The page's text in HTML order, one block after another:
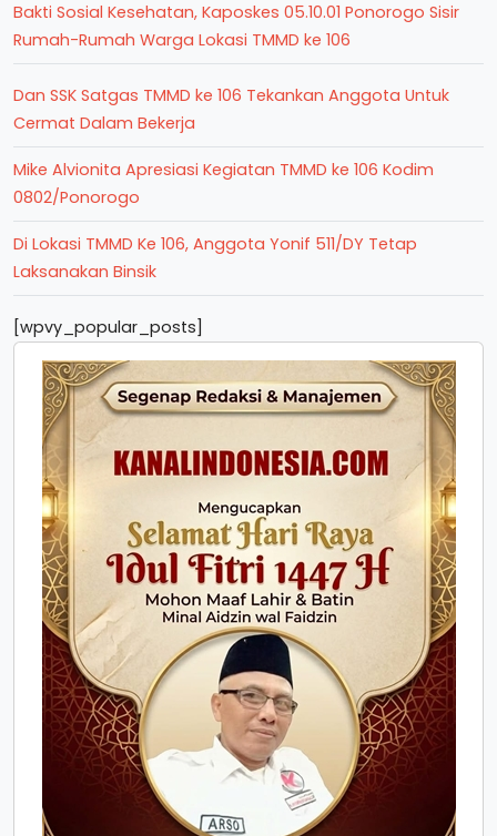
Bakti Sosial Kesehatan, Kaposkes 05.10.01 Ponorogo Sisir
Rumah-Rumah Warga Lokasi TMMD ke 106
Dan SSK Satgas TMMD ke 106 Tekankan Anggota Untuk
Cermat Dalam Bekerja
Mike Alvionita Apresiasi Kegiatan TMMD ke 106 Kodim
0802/Ponorogo
Di Lokasi TMMD Ke 106, Anggota Yonif 511/DY Tetap
Laksanakan Binsik
[wpvy_popular_posts]